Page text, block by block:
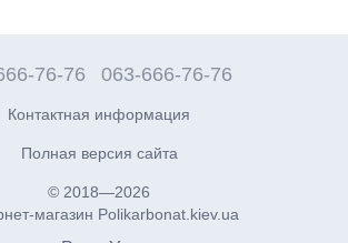
76-76 063-666-76-76
Контактная информация
Полная версия сайта
© 2018—2026
магазин Polikarbonat.kiev.ua